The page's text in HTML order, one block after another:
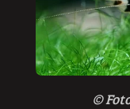
© F